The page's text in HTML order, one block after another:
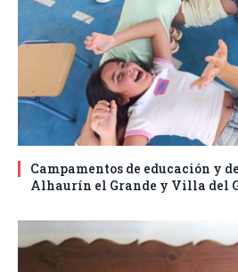
Campamentos de educación y
Alhaurín el Grande y Villa del